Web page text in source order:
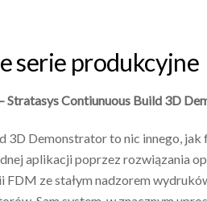
serie produkcyjne
Stratasys Contiunuous Build 3D
3D Demonstrator to nic innego,
aplikacji poprzez rozwiązania
FDM ze stałym nadzorem